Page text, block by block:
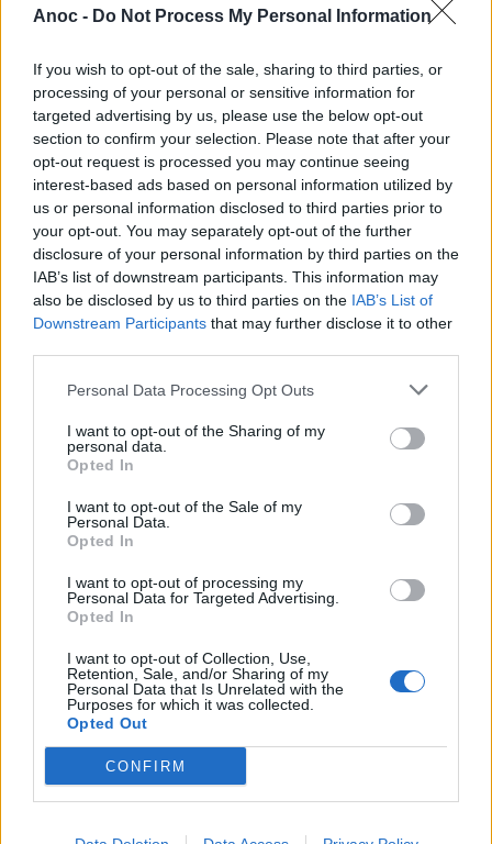
Anoc - Do Not Process My Personal Information
If you wish to opt-out of the sale, sharing to third parties, or
processing of your personal or sensitive information for
targeted advertising by us, please use the below opt-out
section to confirm your selection. Please note that after your
opt-out request is processed you may continue seeing
interest-based ads based on personal information utilized by
us or personal information disclosed to third parties prior to
your opt-out. You may separately opt-out of the further
disclosure of your personal information by third parties on the
IAB’s list of downstream participants. This information may
also be disclosed by us to third parties on the IAB’s List of
Downstream Participants that may further disclose it to other
Personal Data Processing Opt Outs
I want to opt-out of the Sharing of my
personal data.
Opted In
I want to opt-out of the Sale of my
Personal Data.
Opted In
I want to opt-out of processing my
Personal Data for Targeted Advertising.
Opted In
I want to opt-out of Collection, Use,
Retention, Sale, and/or Sharing of my
Personal Data that Is Unrelated with the
Purposes for which it was collected.
Opted Out
CONFIRM
1348 Avenue de la Mer-Raymond Dugrand
34000 Montpellier
Calcul d'itinéraire
ACCÈS
Tram Ligne 3 : Arrêt Pablo Picasso
TARIFS
Gratuit
SITE OFFICIEL
www.facebook.com
Montpellier
du Lez,vintage,que faire à Montpellier ce week end
marché de créateurs